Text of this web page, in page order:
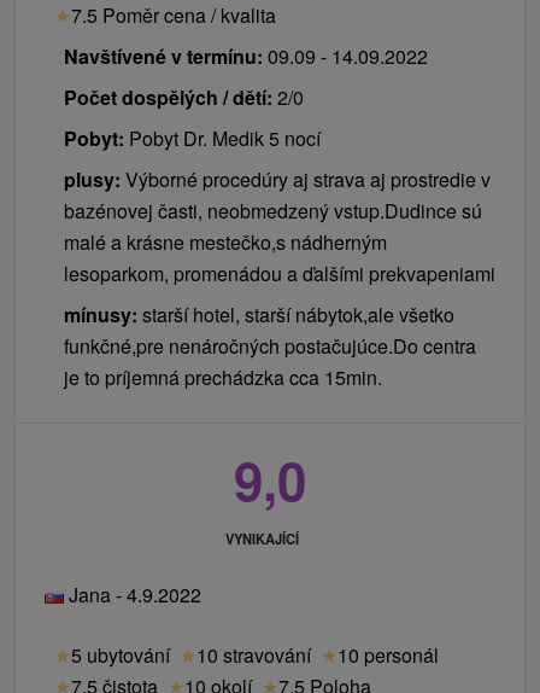
★7.5 Poměr cena / kvalita
Navštívené v termínu: 09.09 - 14.09.2022
Počet dospělých / dětí: 2/0
Pobyt: Pobyt Dr. Medik 5 nocí
plusy: Výborné procedúry aj strava aj prostredie v
bazénovej časti, neobmedzený vstup.Dudince sú
malé a krásne mestečko,s nádherným
lesoparkom, promenádou a ďalšími prekvapeniami
mínusy: starší hotel, starší nábytok,ale všetko
funkčné,pre nenáročných postačujúce.Do centra
je to príjemná prechádzka cca 15min.
9,0
VYNIKAJÍCÍ
Jana - 4.9.2022
★5 ubytování ★10 stravování ★10 personál
★7.5 čistota ★10 okolí ★7.5 Poloha